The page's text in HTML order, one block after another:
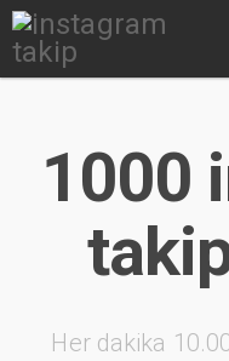
1000
Her dakika